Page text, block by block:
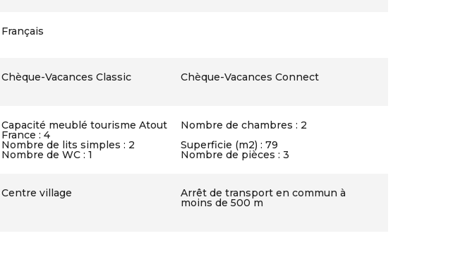
Français
Chèque-Vacances Classic Chèque-Vacances Connect
Capacité meublé tourisme Atout
France : 4
Nombre de chambres : 2
Nombre de lits simples : 2 Superficie (m2) : 79
Nombre de WC : 1 Nombre de pièces : 3
Centre village Arrêt de transport en commun à
moins de 500 m